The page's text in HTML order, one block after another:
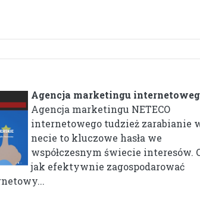
Agencja marketingu
Agencja marketingu NETECO
internetowego tudzież zarabianie
necie to kluczowe hasła we
współczesnym świecie interesów.
jak efektywnie zagospodarować